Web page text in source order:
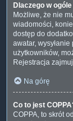
Dlaczego w
Możliwe, że nie
wiadomości,
dostęp do
awatar,
użytkowników,
Rejestracja
Na górę
Co to jest
COPPA, to skrót